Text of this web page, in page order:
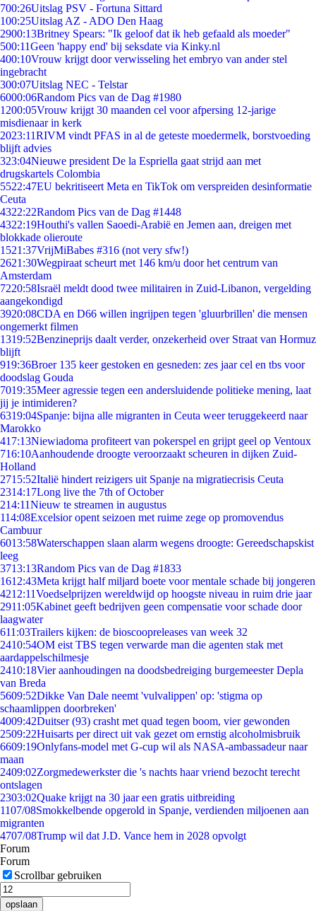
700:26Uitslag PSV - Fortuna Sittard
100:25Uitslag AZ - ADO Den Haag
2900:13Britney Spears: "Ik geloof dat ik heb gefaald als moeder"
500:11Geen 'happy end' bij seksdate via Kinky.nl
400:10Vrouw krijgt door verwisseling het embryo van ander stel
ingebracht
300:07Uitslag NEC - Telstar
6000:06Random Pics van de Dag #1980
1200:05Vrouw krijgt 30 maanden cel voor afpersing 12-jarige
misdienaar in kerk
2023:11RIVM vindt PFAS in al de geteste moedermelk, borstvoeding
blijft advies
323:04Nieuwe president De la Espriella gaat strijd aan met
drugskartels Colombia
5522:47EU bekritiseert Meta en TikTok om verspreiden desinformatie
Ceuta
4322:22Random Pics van de Dag #1448
4322:19Houthi's vallen Saoedi-Arabië en Jemen aan, dreigen met
blokkade olieroute
1521:37VrijMiBabes #316 (not very sfw!)
2621:30Wegpiraat scheurt met 146 km/u door het centrum van
Amsterdam
7220:58Israël meldt dood twee militairen in Zuid-Libanon, vergelding
aangekondigd
3920:08CDA en D66 willen ingrijpen tegen 'gluurbrillen' die mensen
ongemerkt filmen
1319:52Benzineprijs daalt verder, onzekerheid over Straat van Hormuz
blijft
919:36Broer 135 keer gestoken en gesneden: zes jaar cel en tbs voor
doodslag Gouda
7019:35Meer agressie tegen een andersluidende politieke mening, laat
jij je intimideren?
6319:04Spanje: bijna alle migranten in Ceuta weer teruggekeerd naar
Marokko
417:13Niewiadoma profiteert van pokerspel en grijpt geel op Ventoux
716:10Aanhoudende droogte veroorzaakt scheuren in dijken Zuid-
Holland
2715:52Italië hindert reizigers uit Spanje na migratiecrisis Ceuta
2314:17Long live the 7th of October
214:11Nieuw te streamen in augustus
114:08Excelsior opent seizoen met ruime zege op promovendus
Cambuur
6013:58Waterschappen slaan alarm wegens droogte: Gereedschapskist
leeg
3713:13Random Pics van de Dag #1833
1612:43Meta krijgt half miljard boete voor mentale schade bij jongeren
4212:11Voedselprijzen wereldwijd op hoogste niveau in ruim drie jaar
2911:05Kabinet geeft bedrijven geen compensatie voor schade door
laagwater
611:03Trailers kijken: de bioscoopreleases van week 32
2410:54OM eist TBS tegen verwarde man die agenten stak met
aardappelschilmesje
2410:18Vier aanhoudingen na doodsbedreiging burgemeester Depla
van Breda
5609:52Dikke Van Dale neemt 'vulvalippen' op: 'stigma op
schaamlippen doorbreken'
4009:42Duitser (93) crasht met quad tegen boom, vier gewonden
2509:22Huisarts per direct uit vak gezet om ernstig alcoholmisbruik
6609:19Onlyfans-model met G-cup wil als NASA-ambassadeur naar
maan
2409:02Zorgmedewerkster die 's nachts haar vriend bezocht terecht
ontslagen
2303:02Quake krijgt na 30 jaar een gratis uitbreiding
1107/08Smokkelbende opgerold in Spanje, verdienden miljoenen aan
migranten
4707/08Trump wil dat J.D. Vance hem in 2028 opvolgt
Forum
Forum
Scrollbar gebruiken
opslaan